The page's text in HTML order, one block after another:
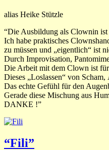
alias Heike Stützle
“Die Ausbildung als Clownin ist
Ich habe praktisches
zu müssen und „eigentlich“ ist
Durch Improvisation,
Die Arbeit mit dem Clown ist
Dieses „Loslassen“ von
Das echte Gefühl für den
Gerade diese Mischung aus
DANKE !”
“Fili”